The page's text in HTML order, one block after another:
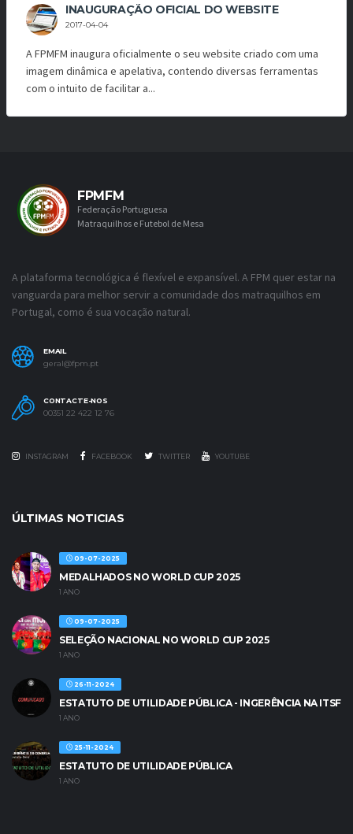
INAUGURAÇÃO OFICIAL DO WEBSITE
2017-04-04
A FPMFM inaugura oficialmente o seu website criado com uma
imagem dinâmica e apelativa, contendo diversas ferramentas
com o intuito de facilitar a...
FPMFM
Federação Portuguesa
Matraquilhos e Futebol de Mesa
A plataforma tecnológica é flexível e expansível. A FPM quer estar na
vanguarda para melhor servir a comunidade dos matraquilhos em
Portugal, como é sua vocação natural.
EMAIL
geral@fpm.pt
CONTACTE-NOS
00351 22 422 12 76
INSTAGRAM FACEBOOK TWITTER YOUTUBE
ÚLTIMAS NOTICIAS
09-07-2025
MEDALHADOS NO WORLD CUP 2025
1 ANO
09-07-2025
SELEÇÃO NACIONAL NO WORLD CUP 2025
1 ANO
26-11-2024
ESTATUTO DE UTILIDADE PÚBLICA - INGERÊNCIA NA ITSF
1 ANO
25-11-2024
ESTATUTO DE UTILIDADE PÚBLICA
1 ANO